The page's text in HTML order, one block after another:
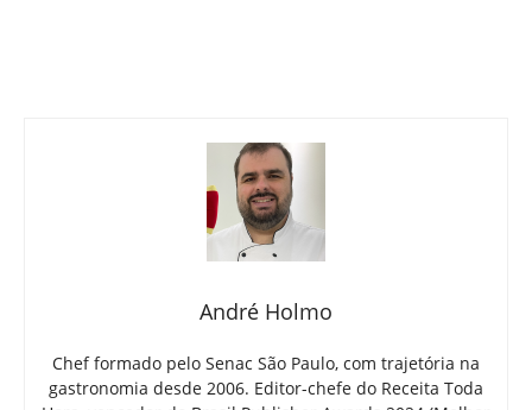
André Holmo
Chef formado pelo Senac São Paulo, com trajetória na
gastronomia desde 2006. Editor-chefe do Receita Toda